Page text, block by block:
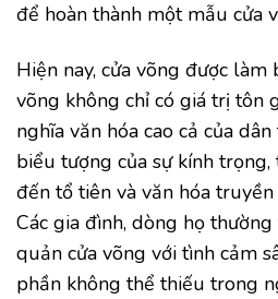
để hoàn thành một mẫu cửa
Hiện nay, cửa võng được
võng không chỉ có giá trị tôn
nghĩa văn hóa cao cả của
biểu tượng của sự kính
đến tổ tiên và văn hóa
Các gia đình, dòng họ
quản cửa võng với tình cảm
phần không thể thiếu trong